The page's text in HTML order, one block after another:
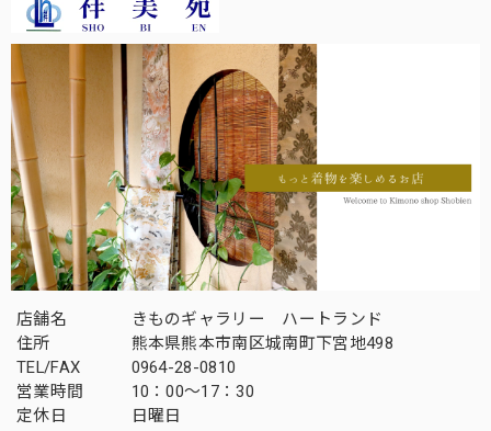
店舗名
きものギャラリー ハートランド
住所
熊本県熊本市南区城南町下宮地498
TEL/FAX
0964-28-0810
営業時間
10：00～17：30
定休日
日曜日